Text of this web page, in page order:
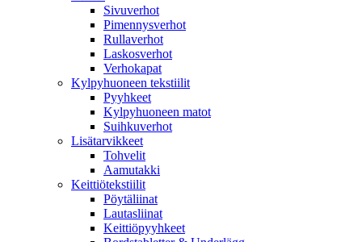
Sivuverhot
Pimennysverhot
Rullaverhot
Laskosverhot
Verhokapat
Kylpyhuoneen tekstiilit
Pyyhkeet
Kylpyhuoneen matot
Suihkuverhot
Lisätarvikkeet
Tohvelit
Aamutakki
Keittiötekstiilit
Pöytäliinat
Lautasliinat
Keittiöpyyhkeet